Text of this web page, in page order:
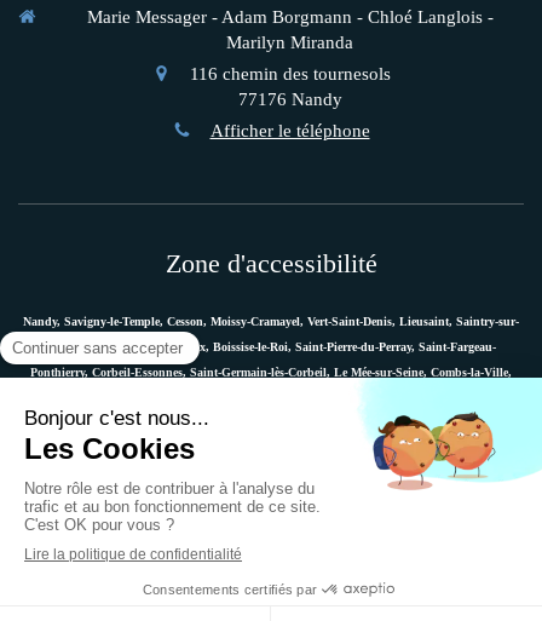
Marie Messager - Adam Borgmann - Chloé Langlois -
Marilyn Miranda
116 chemin des tournesols
77176 Nandy
Afficher le téléphone
Zone d'accessibilité
Nandy, Savigny-le-Temple, Cesson, Moissy-Cramayel, Vert-Saint-Denis, Lieusaint, Saintry-sur-
Seine, Le Coudray-Montceaux, Boissise-le-Roi, Saint-Pierre-du-Perray, Saint-Fargeau-
Ponthierry, Corbeil-Essonnes, Saint-Germain-lès-Corbeil, Le Mée-sur-Seine, Combs-la-Ville,
Boussy-Saint-Antoine, etc.
Plan du site
Ostéopathe Versailles